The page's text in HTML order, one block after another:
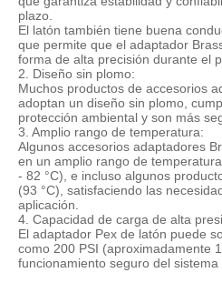
plazo.
El latón también tiene buena
que permite que el adaptador
forma de alta precisión durante el
2. Diseño sin plomo:
Muchos productos de accesorios
adoptan un diseño sin plomo,
protección ambiental y son más
3. Amplio rango de temperatura:
Algunos accesorios adaptadores
en un amplio rango de
- 82 °C), e incluso algunos
(93 °C), satisfaciendo las
aplicación.
4. Capacidad de carga de alta
El adaptador Pex de latón puede
como 200 PSI (aproximadamente
funcionamiento seguro del sistema